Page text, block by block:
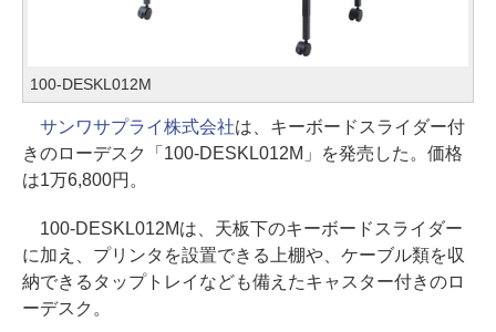
100-DESKL012M
サンワサプライ株式会社は、キーボードスライダー付
きのローデスク「100-DESKL012M」を発売した。価格
は1万6,800円。
100-DESKL012Mは、天板下のキーボードスライダー
に加え、プリンタを設置できる上棚や、ケーブル類を収
納できるタップトレイなども備えたキャスター付きのロ
ーデスク。